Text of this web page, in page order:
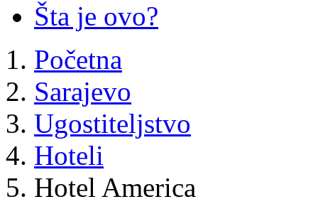
Šta je ovo?
Početna
Sarajevo
Ugostiteljstvo
Hoteli
Hotel America